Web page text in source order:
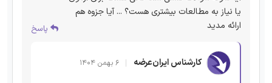
یا نیاز به مطالعات بیشتری هست؟ ... آیا جزوه هم
ارائه مدید
پاسخ
کارشناس ایران‌عرضه ۶ بهمن ۱۴۰۴